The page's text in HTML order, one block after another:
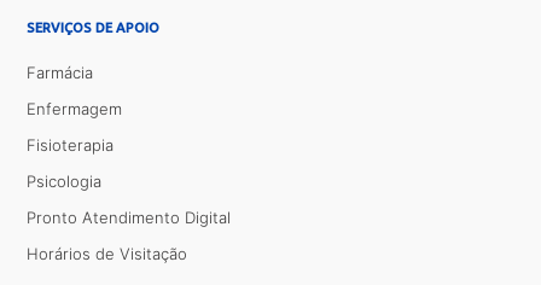
SERVIÇOS DE APOIO
Farmácia
Enfermagem
Fisioterapia
Psicologia
Pronto Atendimento Digital
Horários de Visitação